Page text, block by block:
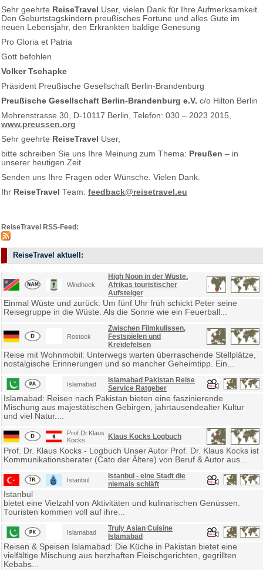
Sehr geehrte ReiseTravel User, vielen Dank für Ihre Aufmerksamkeit.
Den Geburtstagskindern preußisches Fortune und alles Gute im
neuen Lebensjahr, den Erkrankten baldige Genesung
Pro Gloria et Patria
Gott befohlen
Volker Tschapke
Präsident Preußische Gesellschaft Berlin-Brandenburg
Preußische Gesellschaft Berlin-Brandenburg e.V. c/o Hilton Berlin
Mohrenstrasse 30, D-10117 Berlin, Telefon: 030 – 2023 2015,
www.preussen.org
Sehr geehrte ReiseTravel User,
bitte schreiben Sie uns Ihre Meinung zum Thema: Preußen – in
unserer heutigen Zeit
Senden uns Ihre Fragen oder Wünsche. Vielen Dank.
Ihr ReiseTravel Team: feedback@reisetravel.eu
ReiseTravel RSS-Feed:
ReiseTravel aktuell:
Windhoek
High Noon in der Wüste.
Afrikas touristischer
Aufsteiger
Einmal Wüste und zurück: Um fünf Uhr früh schickt Peter seine
Reisegruppe in die Wüste. Als die Sonne wie ein Feuerball...
Rostock
Zwischen Filmkulissen,
Festspielen und
Kreidefelsen
Reise mit Wohnmobil: Unterwegs warten überraschende Stellplätze,
nostalgische Erinnerungen und so mancher Geheimtipp. Ein...
Islamabad
Islamabad Pakistan Reise
Service Ratgeber
Islamabad: Reisen nach Pakistan bieten eine faszinierende
Mischung aus majestätischen Gebirgen, jahrtausendealter Kultur
und viel Natur....
Prof.Dr.Klaus
Kocks
Klaus Kocks Logbuch
Prof. Dr. Klaus Kocks - Logbuch Unser Autor Prof. Dr. Klaus Kocks ist
Kommunikationsberater (Cato der Ältere) von Beruf & Autor aus...
Istanbul
Istanbul - eine Stadt die
niemals schläft
Istanbul
bietet eine Vielzahl von Aktivitäten und kulinarischen Genüssen.
Touristen kommen voll auf ihre...
Islamabad
Truly Asian Cuisine
Islamabad
Reisen & Speisen Islamabad: Die Küche in Pakistan bietet eine
vielfältige Mischung aus herzhaften Fleischgerichten, gegrillten
Kebabs...